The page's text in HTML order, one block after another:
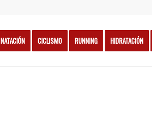
NATACIÓN CICLISMO RUNNING HIDRATACIÓN